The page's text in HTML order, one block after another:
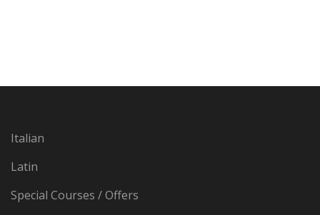
Italian
Latin
Special Courses / Offers